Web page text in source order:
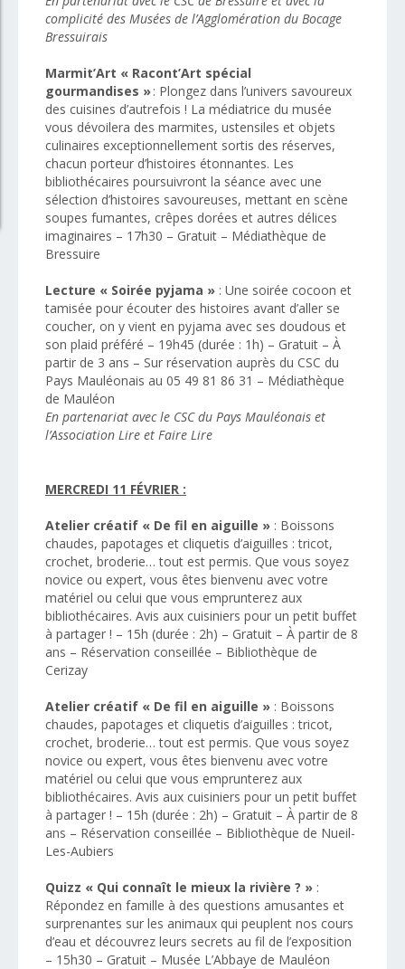
complicité des Musées de l’Agglomération du Bocage
Bressuirais
Marmit’Art « Racont’Art spécial
gourmandises »: Plongez dans l’univers savoureux
des cuisines d’autrefois ! La médiatrice du musée
vous dévoilera des marmites, ustensiles et objets
culinaires exceptionnellement sortis des réserves,
chacun porteur d’histoires étonnantes. Les
bibliothécaires poursuivront la séance avec une
sélection d’histoires savoureuses, mettant en scène
soupes fumantes, crêpes dorées et autres délices
imaginaires – 17h30 – Gratuit – Médiathèque de
Bressuire
Lecture « Soirée pyjama » : Une soirée cocoon et
tamisée pour écouter des histoires avant d’aller se
coucher, on y vient en pyjama avec ses doudous et
son plaid préféré – 19h45 (durée : 1h) – Gratuit – À
partir de 3 ans – Sur réservation auprès du CSC du
Pays Mauléonais au 05 49 81 86 31 – Médiathèque
de Mauléon
En partenariat avec le CSC du Pays Mauléonais et
l’Association Lire et Faire Lire
MERCREDI 11 FÉVRIER :
Atelier créatif « De fil en aiguille » : Boissons
chaudes, papotages et cliquetis d’aiguilles : tricot,
crochet, broderie… tout est permis. Que vous soyez
novice ou expert, vous êtes bienvenu avec votre
matériel ou celui que vous emprunterez aux
bibliothécaires. Avis aux cuisiniers pour un petit buffet
à partager ! – 15h (durée : 2h) – Gratuit – À partir de 8
ans – Réservation conseillée – Bibliothèque de
Cerizay
Atelier créatif « De fil en aiguille » : Boissons
chaudes, papotages et cliquetis d’aiguilles : tricot,
crochet, broderie… tout est permis. Que vous soyez
novice ou expert, vous êtes bienvenu avec votre
matériel ou celui que vous emprunterez aux
bibliothécaires. Avis aux cuisiniers pour un petit buffet
à partager ! – 15h (durée : 2h) – Gratuit – À partir de 8
ans – Réservation conseillée – Bibliothèque de Nueil-
Les-Aubiers
Quizz « Qui connaît le mieux la rivière ? » :
Répondez en famille à des questions amusantes et
surprenantes sur les animaux qui peuplent nos cours
d’eau et découvrez leurs secrets au fil de l’exposition
– 15h30 – Gratuit – Musée L’Abbaye de Mauléon